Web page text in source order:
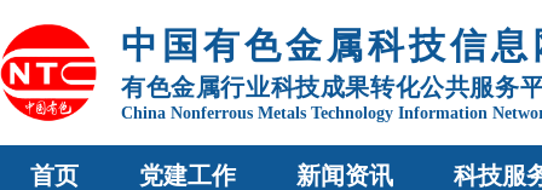
中国有色金属科技信息
有色金属行业科技成果转化公共服务
China Nonferrous Metals Technology Information
首页 党建工作 新闻资讯 科技服